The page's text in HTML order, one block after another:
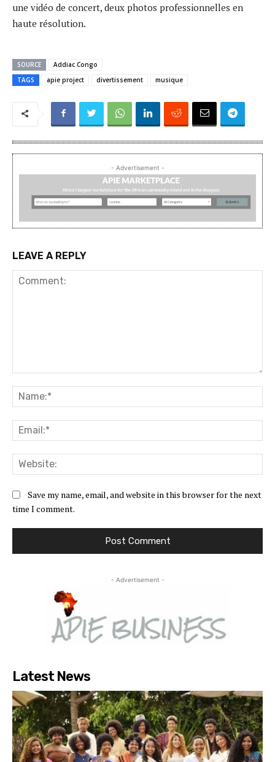
une vidéo de concert, deux photos professionnelles en
haute résolution.
SOURCE
Addiac Congo
TAGS
apie project divertissement musique
- Advertisement -
LEAVE A REPLY
Save my name, email, and website in this browser for the next
time I comment.
- Advertisement -
Latest News